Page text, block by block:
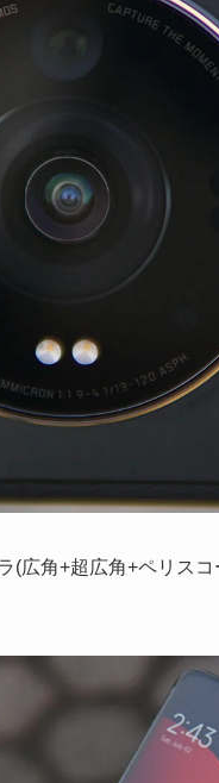
(広角+超広角+ペリス